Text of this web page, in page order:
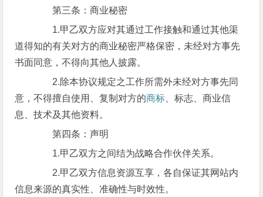
第三条：商业秘密
1.甲乙双方应对其通过工作接触和通过其他渠
道得知的有关对方的商业秘密严格保密，未经对方事先
书面同意，不得向其他人披露。
2.除本协议规定之工作所需外未经对方事先同
意，不得擅自使用、复制对方的商标 、标志、商业信
息、技术及其他资料。
第四条：声明
1.甲乙双方之间结为战略合作伙伴关系。
2.甲乙双方信息资源互享，各自保证其网站内
信息来源的真实性、准确性与时效性。